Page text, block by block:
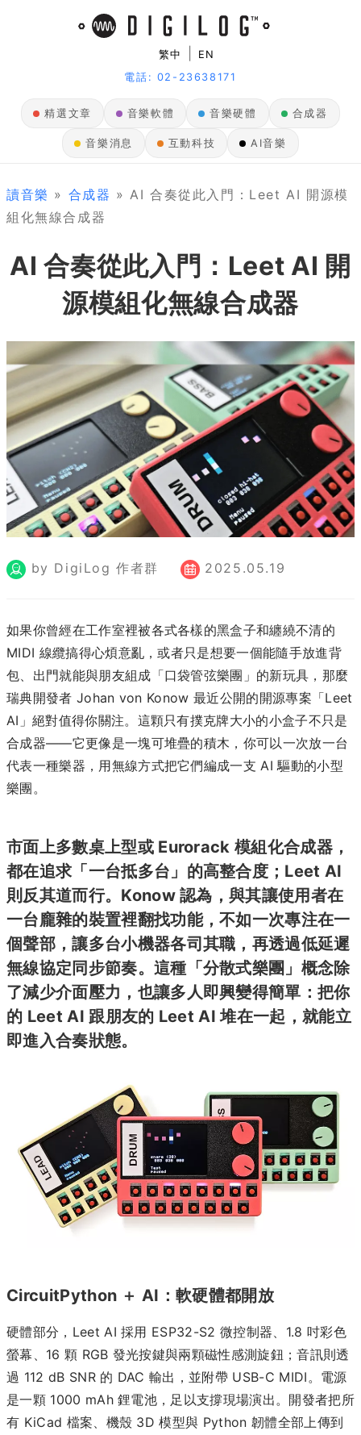
繁中
EN
電話: 02-23638171
精選文章 音樂軟體 音樂硬體 合成器
音樂消息 互動科技 AI音樂
讀音樂 » 合成器 » AI 合奏從此入門：Leet AI 開源模
組化無線合成器
AI 合奏從此入門：Leet AI 開
源模組化無線合成器
by DigiLog 作者群 2025.05.19
如果你曾經在工作室裡被各式各樣的黑盒子和纏繞不清的
MIDI 線纜搞得心煩意亂，或者只是想要一個能隨手放進背
包、出門就能與朋友組成「口袋管弦樂團」的新玩具，那麼
瑞典開發者 Johan von Konow 最近公開的開源專案「Leet
AI」絕對值得你關注。這顆只有撲克牌大小的小盒子不只是
合成器——它更像是一塊可堆疊的積木，你可以一次放一台
代表一種樂器，用無線方式把它們編成一支 AI 驅動的小型
樂團。
市面上多數桌上型或 Eurorack 模組化合成器，
都在追求「一台抵多台」的高整合度；Leet AI
則反其道而行。Konow 認為，與其讓使用者在
一台龐雜的裝置裡翻找功能，不如一次專注在一
個聲部，讓多台小機器各司其職，再透過低延遲
無線協定同步節奏。這種「分散式樂團」概念除
了減少介面壓力，也讓多人即興變得簡單：把你
的 Leet AI 跟朋友的 Leet AI 堆在一起，就能立
即進入合奏狀態。
CircuitPython ＋ AI：軟硬體都開放
硬體部分，Leet AI 採用 ESP32-S2 微控制器、1.8 吋彩色
螢幕、16 顆 RGB 發光按鍵與兩顆磁性感測旋鈕；音訊則透
過 112 dB SNR 的 DAC 輸出，並附帶 USB-C MIDI。電源
是一顆 1000 mAh 鋰電池，足以支撐現場演出。開發者把所
有 KiCad 檔案、機殼 3D 模型與 Python 韌體全部上傳到